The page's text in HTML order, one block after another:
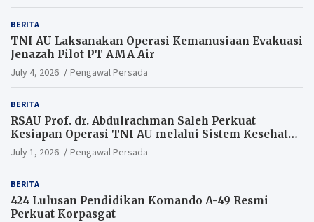
BERITA
TNI AU Laksanakan Operasi Kemanusiaan Evakuasi
Jenazah Pilot PT AMA Air
July 4, 2026 Pengawal Persada
BERITA
RSAU Prof. dr. Abdulrachman Saleh Perkuat
Kesiapan Operasi TNI AU melalui Sistem Kesehatan
Andal
July 1, 2026 Pengawal Persada
BERITA
424 Lulusan Pendidikan Komando A-49 Resmi
Perkuat Korpasgat